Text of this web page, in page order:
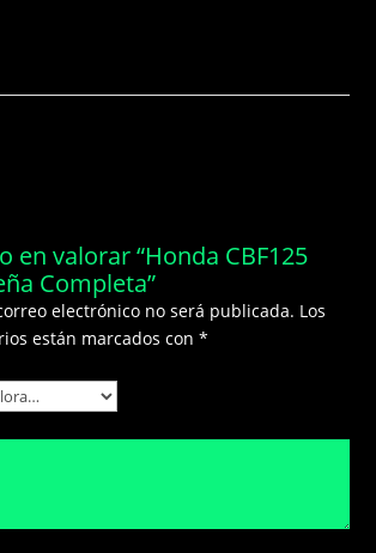
en valorar “Honda CBF125
Completa”
electrónico no será publicada. Los
están marcados con*